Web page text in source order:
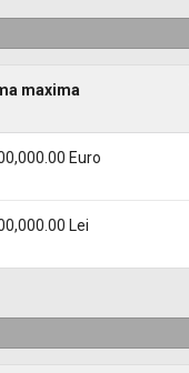
maxima
Euro
Lei